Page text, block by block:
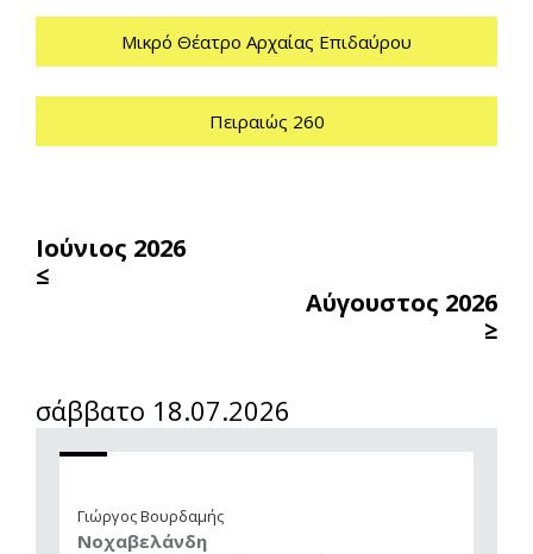
Μικρό Θέατρο Αρχαίας Επιδαύρου
Πειραιώς 260
Ιούνιος 2026
≤
Αύγουστος 2026
≥
σάββατο 18.07.2026
Γιώργος Βουρδαμής
Νοχαβελάνδη